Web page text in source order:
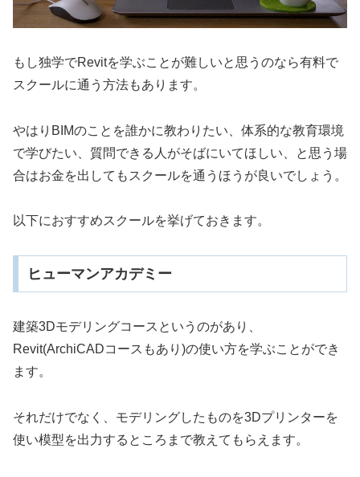
もし独学でRevitを学ぶことが難しいと思うのなら有料で
スクールに通う方法もあります。
やはりBIMのことを誰かに教わりたい、体系的な教育環境
で学びたい、質問できる人がそばにいてほしい、と思う場
合はお金を出してもスクールを通うほうが良いでしょう。
以下におすすめスクールを挙げておきます。
ヒューマンアカデミー
建築3Dモデリングコースというのがあり、
Revit(ArchiCADコースもあり)の使い方を学ぶことができ
ます。
それだけでなく、モデリングしたものを3Dプリンターを
使い模型を出力するところまで教えてもらえます。